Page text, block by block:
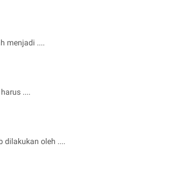
menjadi ....
....
dilakukan oleh ....